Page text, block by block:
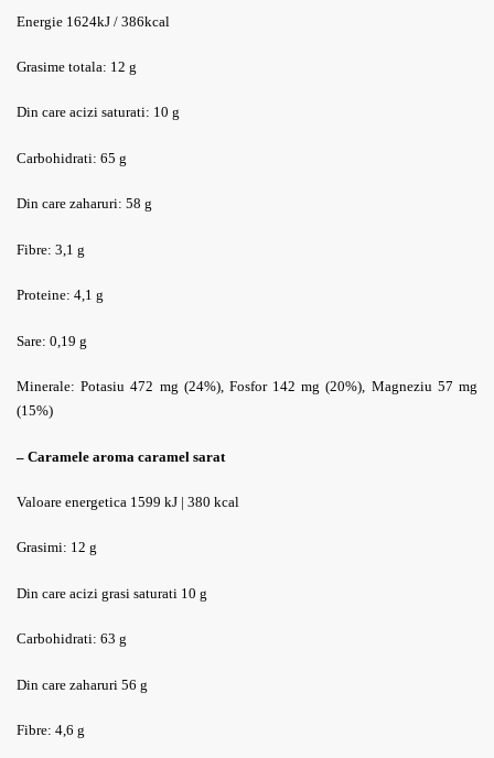
Energie 1624kJ / 386kcal
Grasime totala: 12 g
Din care acizi saturati: 10 g
Carbohidrati: 65 g
Din care zaharuri: 58 g
Fibre: 3,1 g
Proteine: 4,1 g
Sare: 0,19 g
Minerale:Potasiu 472 mg (24%), Fosfor142 mg (20%), Magneziu57 mg
(15%)
– Caramele aroma caramel sarat
Valoare energetica 1599 kJ | 380 kcal
Grasimi: 12 g
Din care acizi grasi saturati 10 g
Carbohidrati: 63 g
Din care zaharuri 56 g
Fibre: 4,6 g